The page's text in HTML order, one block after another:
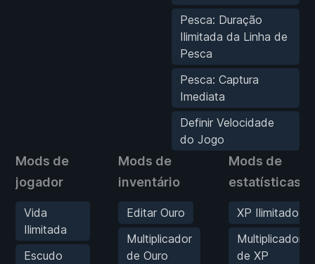
Pesca: Duração
Ilimitada da Linha de
Pesca
Pesca: Captura
Imediata
Definir Velocidade
do Jogo
Mods de
jogador
Vida
Ilimitada
Escudo
Mods de
inventário
Editar Ouro
Multiplicador
de Ouro
Mods de
estatísticas
XP Ilimitado
Multiplicador
de XP